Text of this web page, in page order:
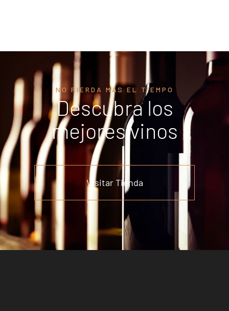
NO PIERDA MÁS EL TIEMPO
Descubra los
mejores vinos
Visitar Tienda